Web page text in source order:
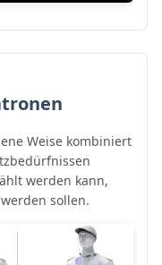
Weise kombiniert
werden kann,
sollen.